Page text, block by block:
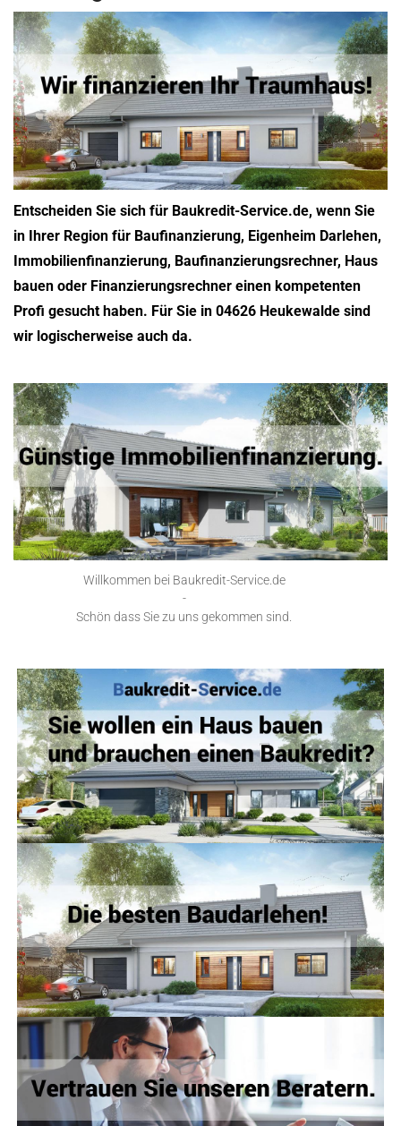
Entscheiden Sie sich für Baukredit-Service.de, wenn Sie
in Ihrer Region für Baufinanzierung, Eigenheim Darlehen,
Immobilienfinanzierung, Baufinanzierungsrechner, Haus
bauen oder Finanzierungsrechner einen kompetenten
Profi gesucht haben. Für Sie in 04626 Heukewalde sind
wir logischerweise auch da.
Willkommen bei Baukredit-Service.de
-
Schön dass Sie zu uns gekommen sind.